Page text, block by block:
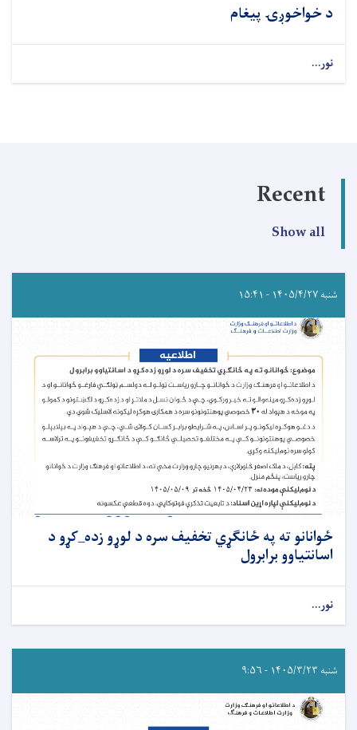
د خواخوږۍ پيغام
نور...
Recent
Show all
شنبه ۱۴۰۵/۴/۲۷ - ۱۵:۴۱
ځوانانو ته په ځانګړي تخفیف سره د لوړو زده_کړو د
اسانتیاوو برابرول
نور...
شنبه ۱۴۰۵/۳/۲۳ - ۹:۵۶